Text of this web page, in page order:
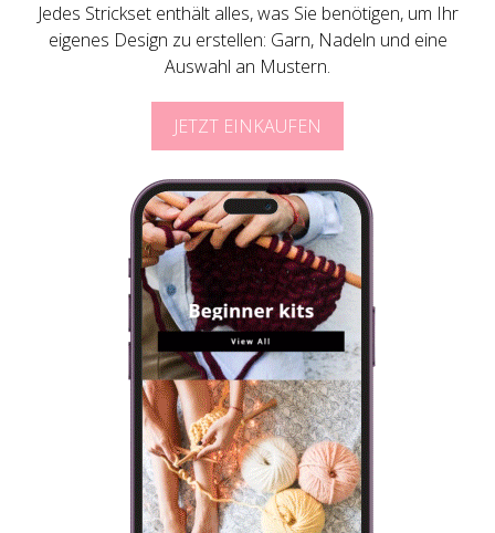
Jedes Strickset enthält alles, was Sie benötigen, um Ihr
eigenes Design zu erstellen: Garn, Nadeln und eine
Auswahl an Mustern.
JETZT EINKAUFEN